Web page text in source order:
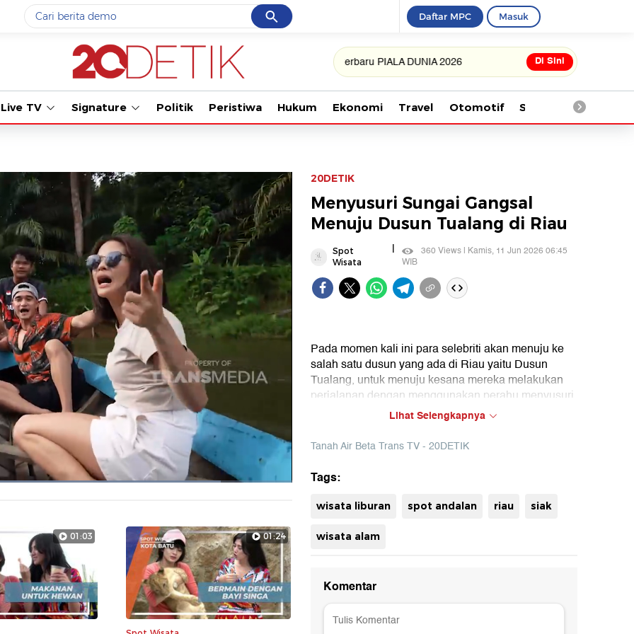
Cancel
Yang sedang ramai dicari
gempa hari ini
#3prabowo
#5demo
Promoted
Terakhir yang dicari
Loading...
Daftar MPC Masuk
Tonton kabar terbaru PIALA DUNIA 2026 Di Sini
Live TV Signature Politik Peristiwa Hukum Ekonomi Travel Otomotif Saintek
:
01:03 01:24
20DETIK
Menyusuri Sungai Gangsal
Menuju Dusun Tualang di Riau
Spot
Wisata
|
360 Views | Kamis, 11 Jun 2026 06:45
WIB
Pada momen kali ini para selebriti akan menuju ke
salah satu dusun yang ada di Riau yaitu Dusun
Tualang, untuk menuju kesana mereka melakukan
perjalanan dengan menggunakan perahu menyusuri
Dok : Tanah Air Beta Trans TV (Ade)
Lihat Selengkapnya
Tanah Air Beta Trans TV - 20DETIK
Tags:
wisata liburan spot andalan riau siak
wisata alam